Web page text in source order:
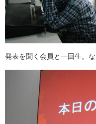
発表を聞く会員と一回生。